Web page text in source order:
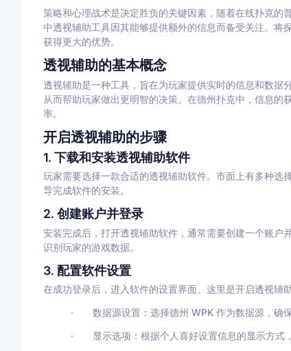
策略和心理战术是决定胜负的关键因素，随着在线扑克的
中透视辅助工具因其能够提供额外的信息而备受关注。将
获得更大的优势。
透视辅助的基本概念
透视辅助是一种工具，旨在为玩家提供实时的信息和数据
从而帮助玩家做出更明智的决策。在德州扑克中，信息
率。
开启透视辅助的步骤
1. 下载和安装透视辅助软件
玩家需要选择一款合适的透视辅助软件。市面上有多种选
导完成软件的安装。
2. 创建账户并登录
安装完成后，打开透视辅助软件，通常需要创建一个账户
识别玩家的游戏数据。
3. 配置软件设置
在成功登录后，进入软件的设置界面。这里是开启透视辅
·
数据源设置 ：选择德州 WPK 作为数据源，确
·
显示选项 ：根据个人喜好设置信息的显示方式